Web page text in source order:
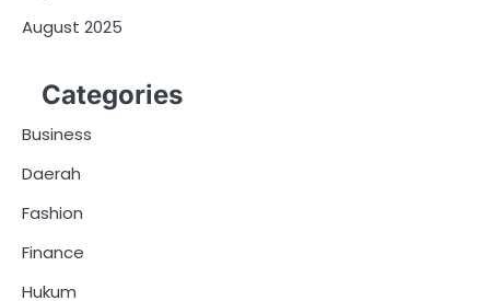
August 2025
Categories
Business
Daerah
Fashion
Finance
Hukum